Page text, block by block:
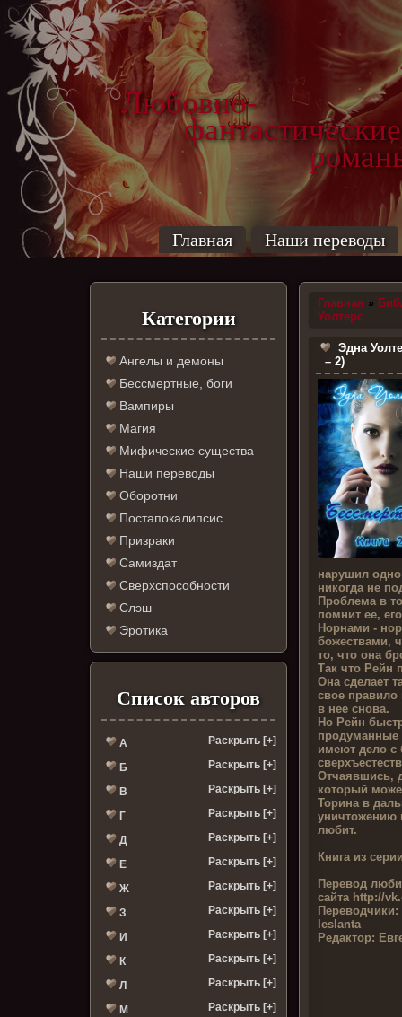
Любовно-
фантастические
Главная Наши переводы
Категории
Ангелы и демоны
Бессмертные, боги
Вампиры
Магия
Мифические существа
Наши переводы
Оборотни
Постапокалипсис
Призраки
Самиздат
Сверхспособности
Слэш
Эротика
Список авторов
А Раскрыть [+]
Б Раскрыть [+]
В Раскрыть [+]
Г Раскрыть [+]
Д Раскрыть [+]
Е Раскрыть [+]
Ж Раскрыть [+]
З Раскрыть [+]
И Раскрыть [+]
К Раскрыть [+]
Л Раскрыть [+]
М Раскрыть [+]
Главная »
Уолтерс
Эдна
– 2)
нарушил
никогда не
Проблема в
помнит ее,
Норнами -
божествами,
то, что она
Так что Рейн
Она сделает
свое
в нее снова.
Но Рейн
продуманные
имеют дело с
Отчаявшись,
который
Торина в
уничтожению
любит.
Книга из
Перевод
сайта http://
Переводчики:
leslanta
Редактор: